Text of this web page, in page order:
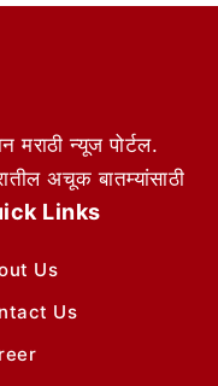
मराठी न्यूज पोर्टल.
अचूक बातम्यांसाठी
Links
Us
Us